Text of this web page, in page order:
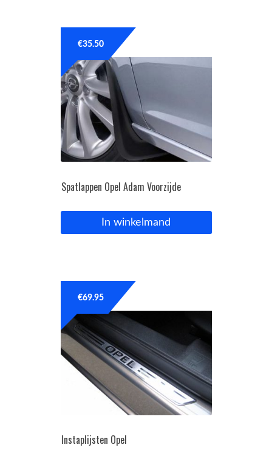
Spatlappen Opel Adam Voorzijde
€35.50
In winkelmand
Instaplijsten Opel
€69.95